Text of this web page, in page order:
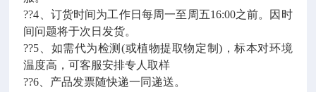
??4、订货时间为工作日每周一至周五16:00之前。因时
间问题将于次日发货。
??5、如需代为检测(或植物提取物定制)，标本对环境
温度高，可客服安排专人取样
??6、产品发票随快递一同递送。